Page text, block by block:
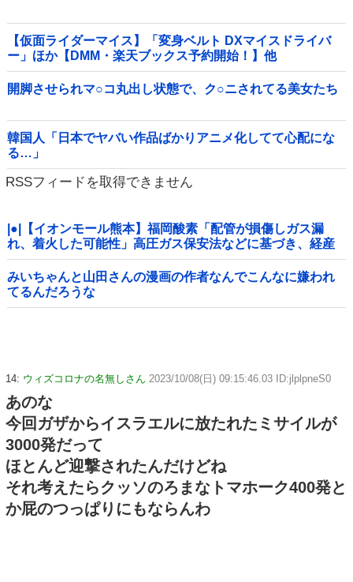
【仮面ライダーマイス】「変身ベルト DXマイスドライバ
ー」ほか【DMM・楽天ブックス予約開始！】他
開脚させられマ○コ丸出し状態で、ク○ニされてる美女たち
韓国人「日本でヤバい作品ばかりアニメ化してて心配にな
る…」
RSSフィードを取得できません
|●|【イオンモール熊本】福岡酸素「配管が損傷しガス漏
れ、着火した可能性」高圧ガス保安法などに基づき、経産
省に報告
みいちゃんと山田さんの漫画の作者なんでこんなに嫌われ
てるんだろうな
14: ウィズコロナの名無しさん 2023/10/08(日) 09:15:46.03 ID:jlplpneS0
あのな
今回ガザからイスラエルに放たれたミサイルが
3000発だって
ほとんど迎撃されたんだけどね
それ考えたらクッソのろまなトマホーク400発と
か屁のつっぱりにもならんわ